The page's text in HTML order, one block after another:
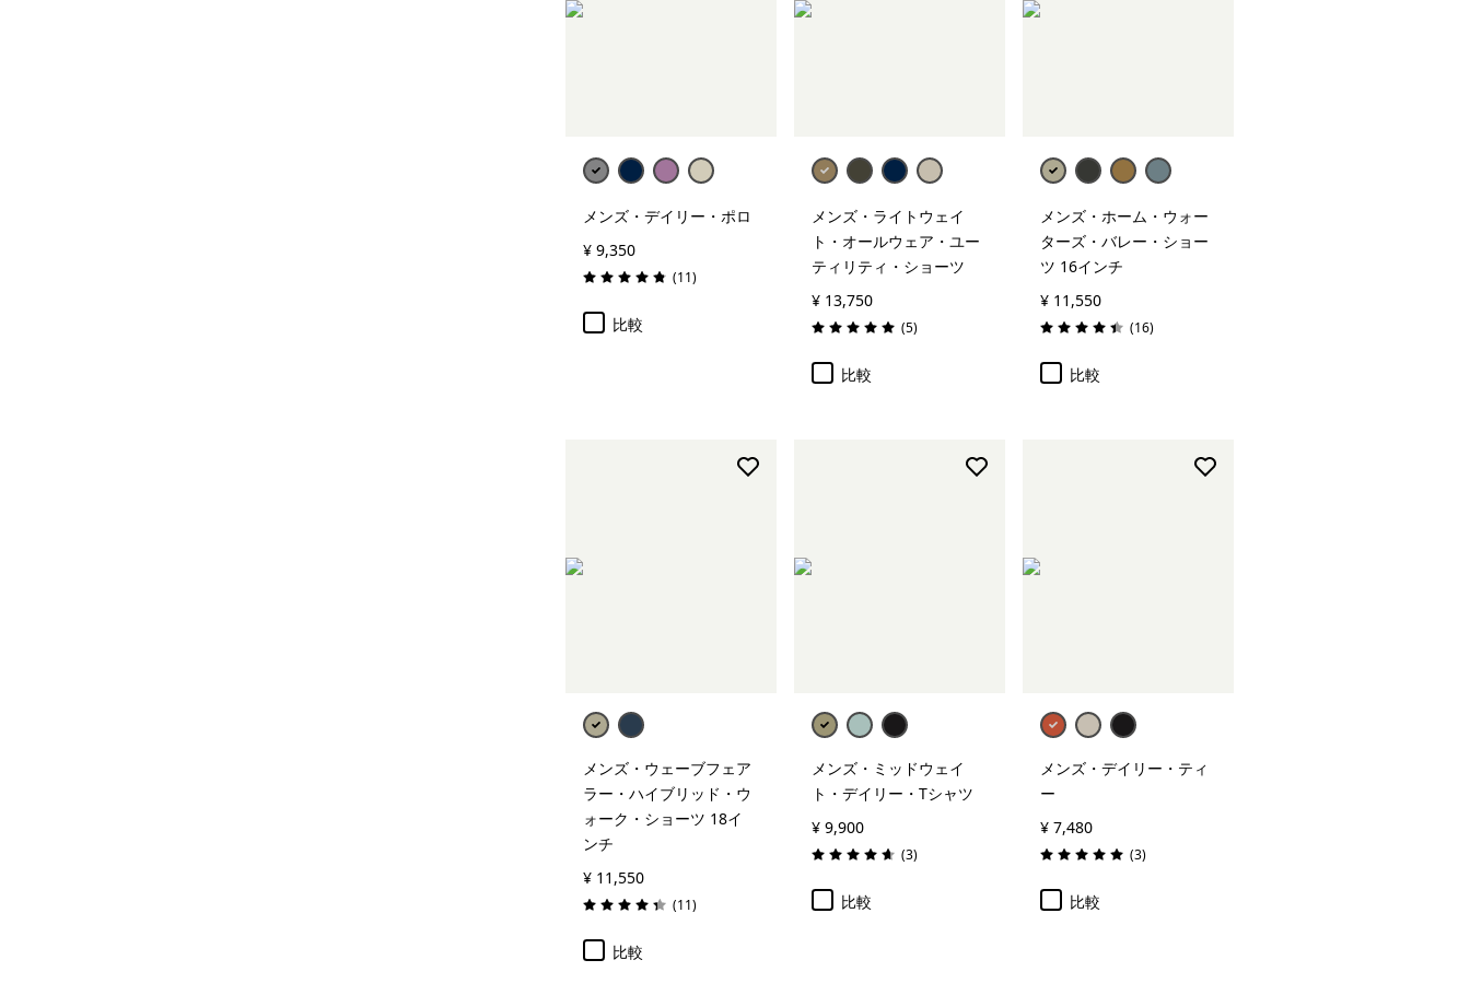
メンズ・デイリー・ポロ
¥ 9,350
評価: 4.8 / 5 (11レビュー
)
比較
メンズ・ライトウェイ
ト・オールウェア・ユー
ティリティ・ショーツ
¥ 13,750
評価: 5.0 / 5 (5レビュー
)
比較
メンズ・ホーム・ウォー
ターズ・バレー・ショー
ツ 16インチ
¥ 11,550
評価: 4.4 / 5 (16レビュー
)
比較
メンズ・ウェーブフェア
ラー・ハイブリッド・ウ
ォーク・ショーツ 18イ
ンチ
¥ 11,550
評価: 4.4 / 5 (11レビュー
)
比較
メンズ・ミッドウェイ
ト・デイリー・Tシャツ
¥ 9,900
評価: 4.7 / 5 (3レビュー
)
比較
メンズ・デイリー・ティ
ー
¥ 7,480
評価: 5.0 / 5 (3レビュー
)
比較